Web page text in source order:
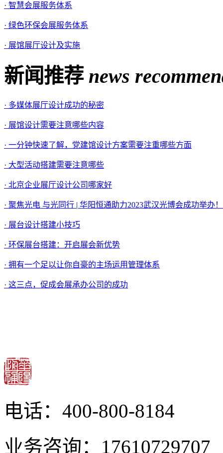
· 智慧会展服务体系
· 绿色环保会展服务体系
· 展馆展厅设计及实施
新闻推荐 news
· 多媒体展厅设计成功的秘密
· 展馆设计需要注意哪些内容
· 一分钟快速了解，党建馆设计方案需要注重哪些方面
· 大型活动搭建需要注意哪些
· 北京企业展厅设计公司哪家好
· 聚焦光电 与光同行 | 华阳恒通助力2023武汉光博会成功举办！
· 展台设计搭建小技巧
· 环保展台搭建：开启展会新优势
· 拥有一个足以让你自豪的主场运用管理体系
· 这三点，促成会展承办公司的成功
电话：400-800-8184
业务咨询：17610729707